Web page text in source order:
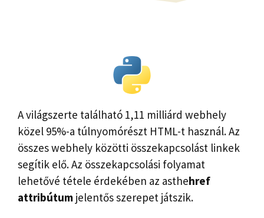
A világszerte található 1,11 milliárd webhely
közel 95%-a túlnyomórészt HTML-t használ. Az
összes webhely közötti összekapcsolást linkek
segítik elő. Az összekapcsolási folyamat
lehetővé tétele érdekében az asthehref
attribútum jelentős szerepet játszik.